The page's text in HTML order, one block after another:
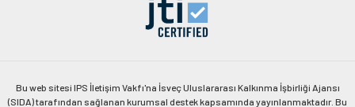
Bu web sitesi IPS İletişim Vakfı'na İsveç Uluslararası Kalkınma İşbirliği Ajansı
(SIDA) tarafından sağlanan kurumsal destek kapsamında yayınlanmaktadır. Bu